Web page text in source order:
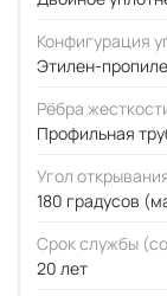
Конфигурация
Этилен-
Рёбра
Профильная
Угол
180 градусов
Срок службы
20 лет